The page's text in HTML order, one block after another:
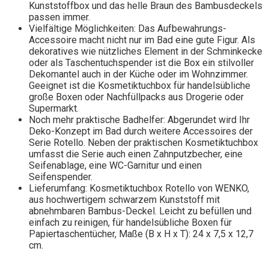
Kunststoffbox und das helle Braun des Bambusdeckels
passen immer.
Vielfältige Möglichkeiten: Das Aufbewahrungs-
Accessoire macht nicht nur im Bad eine gute Figur. Als
dekoratives wie nützliches Element in der Schminkecke
oder als Taschentuchspender ist die Box ein stilvoller
Dekomantel auch in der Küche oder im Wohnzimmer.
Geeignet ist die Kosmetiktuchbox für handelsübliche
große Boxen oder Nachfüllpacks aus Drogerie oder
Supermarkt.
Noch mehr praktische Badhelfer: Abgerundet wird Ihr
Deko-Konzept im Bad durch weitere Accessoires der
Serie Rotello. Neben der praktischen Kosmetiktuchbox
umfasst die Serie auch einen Zahnputzbecher, eine
Seifenablage, eine WC-Garnitur und einen
Seifenspender.
Lieferumfang: Kosmetiktuchbox Rotello von WENKO,
aus hochwertigem schwarzem Kunststoff mit
abnehmbaren Bambus-Deckel. Leicht zu befüllen und
einfach zu reinigen, für handelsübliche Boxen für
Papiertaschentücher, Maße (B x H x T): 24 x 7,5 x 12,7
cm.